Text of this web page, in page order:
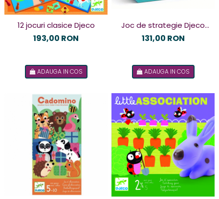
12 jocuri clasice Djeco
193,00 RON
ADAUGA IN COS
Joc de strategie Djeco
Naviplouf
131,00 RON
ADAUGA IN COS